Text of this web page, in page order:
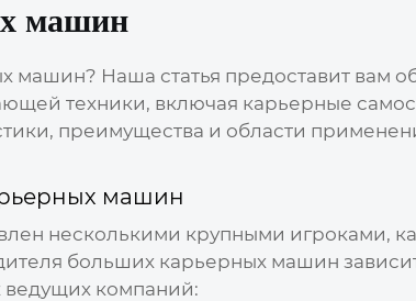
машин
Наша статья предоставит вам
техники, включая карьерные
преимущества и области
машин
несколькими крупными игроками,
больших карьерных машин
ведущих компаний: